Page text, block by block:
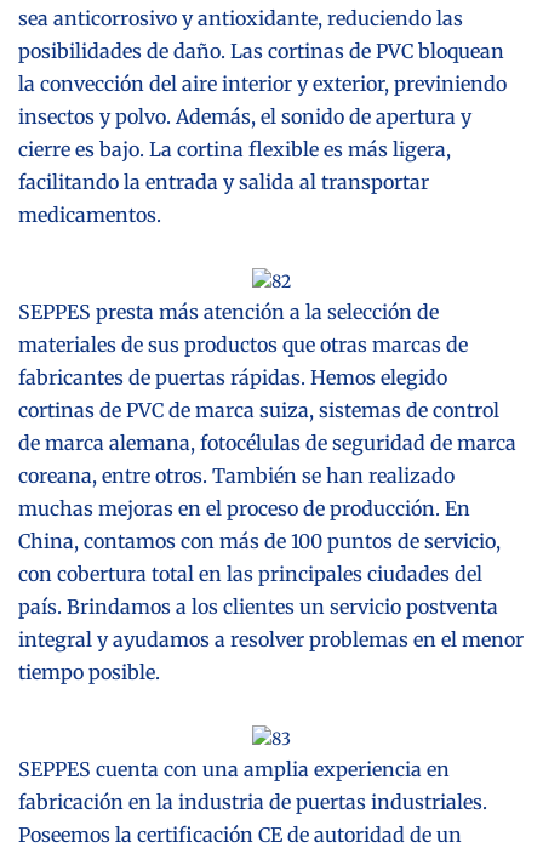
sea anticorrosivo y antioxidante, reduciendo las
posibilidades de daño. Las cortinas de PVC bloquean
la convección del aire interior y exterior, previniendo
insectos y polvo. Además, el sonido de apertura y
cierre es bajo. La cortina flexible es más ligera,
facilitando la entrada y salida al transportar
medicamentos.
SEPPES presta más atención a la selección de
materiales de sus productos que otras marcas de
fabricantes de puertas rápidas. Hemos elegido
cortinas de PVC de marca suiza, sistemas de control
de marca alemana, fotocélulas de seguridad de marca
coreana, entre otros. También se han realizado
muchas mejoras en el proceso de producción. En
China, contamos con más de 100 puntos de servicio,
con cobertura total en las principales ciudades del
país. Brindamos a los clientes un servicio postventa
integral y ayudamos a resolver problemas en el menor
tiempo posible.
SEPPES cuenta con una amplia experiencia en
fabricación en la industria de puertas industriales.
Poseemos la certificación CE de autoridad de un